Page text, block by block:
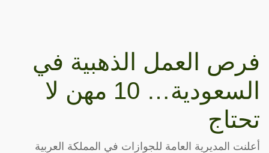
فرص العمل الذهبية في
السعودية… 10 مهن لا
تحتاج
أعلنت المديرية العامة للجوازات في المملكة العربية